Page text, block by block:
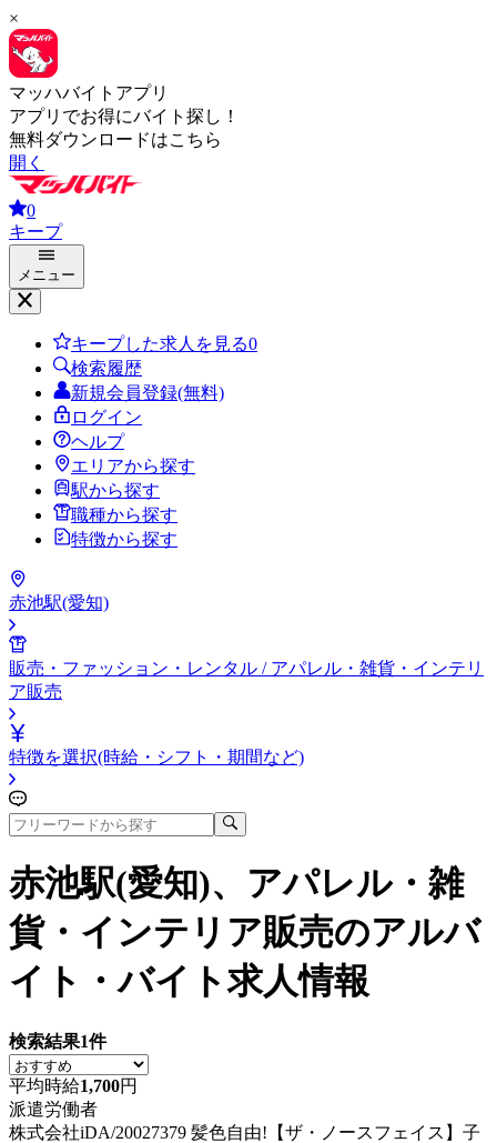
×
マッハバイトアプリ
アプリでお得にバイト探し！
無料ダウンロードはこちら
開く
0
キープ
メニュー
キープした求人を見る0
検索履歴
新規会員登録(無料)
ログイン
ヘルプ
エリアから探す
駅から探す
職種から探す
特徴から探す
赤池駅(愛知)
販売・ファッション・レンタル / アパレル・雑貨・インテリ
ア販売
特徴を選択(時給・シフト・期間など)
赤池駅(愛知)、アパレル・雑
貨・インテリア販売のアルバ
イト・バイト求人情報
検索結果1件
平均時給1,700円
派遣労働者
株式会社iDA/20027379 髪色自由!【ザ・ノースフェイス】子